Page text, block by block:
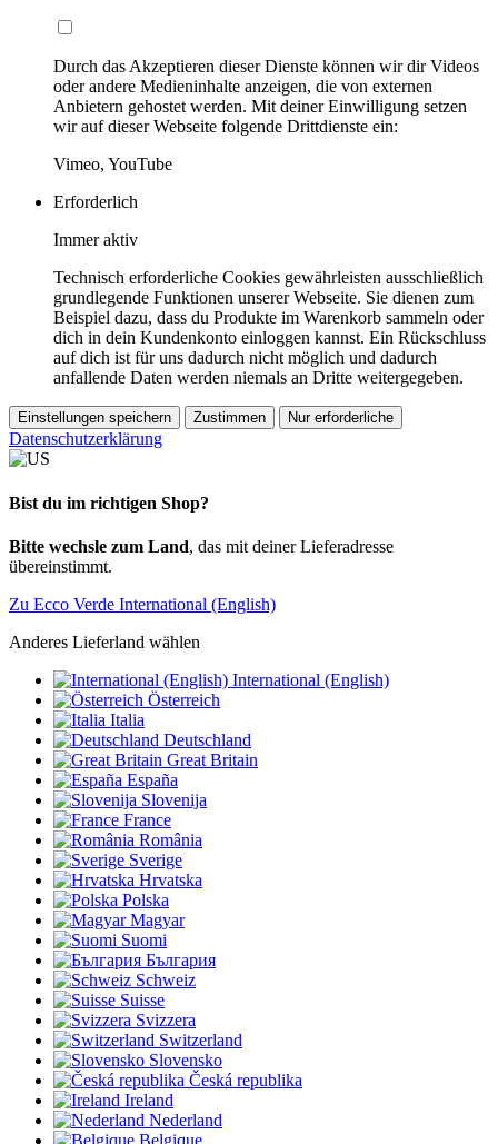
Durch das Akzeptieren dieser Dienste können wir dir Videos
oder andere Medieninhalte anzeigen, die von externen
Anbietern gehostet werden. Mit deiner Einwilligung setzen
wir auf dieser Webseite folgende Drittdienste ein:
Vimeo, YouTube
Erforderlich
Immer aktiv
Technisch erforderliche Cookies gewährleisten ausschließlich
grundlegende Funktionen unserer Webseite. Sie dienen zum
Beispiel dazu, dass du Produkte im Warenkorb sammeln oder
dich in dein Kundenkonto einloggen kannst. Ein Rückschluss
auf dich ist für uns dadurch nicht möglich und dadurch
anfallende Daten werden niemals an Dritte weitergegeben.
Einstellungen speichern Zustimmen Nur erforderliche
Datenschutzerklärung
Bist du im richtigen Shop?
Bitte wechsle zum Land, das mit deiner Lieferadresse
übereinstimmt.
Zu Ecco Verde International (English)
Anderes Lieferland wählen
International (English)
Österreich
Italia
Deutschland
Great Britain
España
Slovenija
France
România
Sverige
Hrvatska
Polska
Magyar
Suomi
България
Schweiz
Suisse
Svizzera
Switzerland
Slovensko
Česká republika
Ireland
Nederland
Belgique